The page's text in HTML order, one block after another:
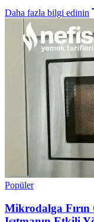
Daha fazla bilgi edinin
Popüler
Mikrodalga Fırın